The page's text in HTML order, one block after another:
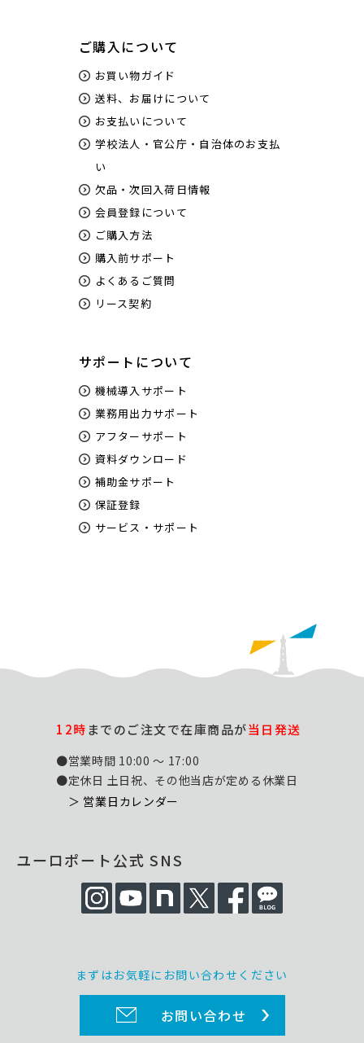
ご購入について
お買い物ガイド
送料、お届けについて
お支払いについて
学校法人・官公庁・自治体のお支払
い
欠品・次回入荷日情報
会員登録について
ご購入方法
購入前サポート
よくあるご質問
リース契約
サポートについて
機械導入サポート
業務用出力サポート
アフターサポート
資料ダウンロード
補助金サポート
保証登録
サービス・サポート
12時までのご注文で在庫商品が当日発送
●営業時間 10:00 ～ 17:00
●定休日 土日祝、その他当店が定める休業日
＞ 営業日カレンダー
ユーロポート公式 SNS
まずはお気軽にお問い合わせください
お問い合わせ